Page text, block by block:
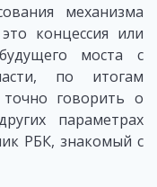
механизма
концессия или
моста с
по итогам
говорить о
параметрах
РБК, знакомый с